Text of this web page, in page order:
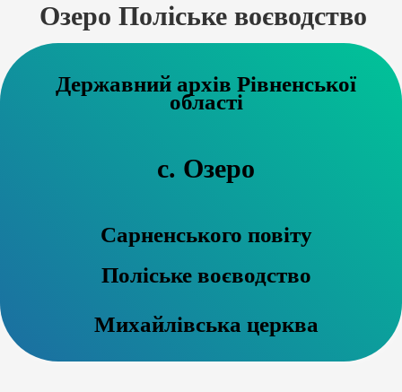
Озеро Поліське воєводство
Державний архів Рівненської
області
с. Озеро
Сарненського повіту
Поліське воєводство
Михайлівська церква